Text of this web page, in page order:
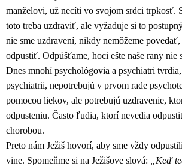
manželovi, už necíti vo svojom srdci trpkosť.
toto treba uzdraviť, ale vyžaduje si to
nie sme uzdravení, nikdy nemôžeme
odpustiť. Odpúšťame, hoci ešte naše rany nie
Dnes mnohí psychológovia a psychiatri
psychiatrii, nepotrebujú v prvom rade
pomocou liekov, ale potrebujú uzdravenie,
odpusteniu. Často ľudia, ktorí nevedia
chorobou.
Preto nám Ježiš hovorí, aby sme vždy
vine. Spomeňme si na Ježišove slová: „Keď